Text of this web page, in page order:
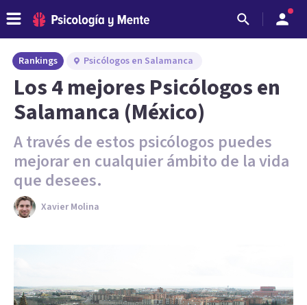
Rankings Psicólogos en Salamanca
Los 4 mejores Psicólogos en
Salamanca (México)
A través de estos psicólogos puedes
mejorar en cualquier ámbito de la vida
que desees.
Xavier Molina